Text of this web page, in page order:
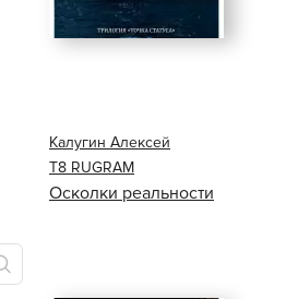
Осколки реальности
Калугин Алексей
Т8 RUGRAM